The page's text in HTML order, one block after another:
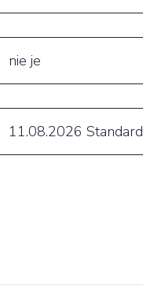
nie je
11.08.2026Standard